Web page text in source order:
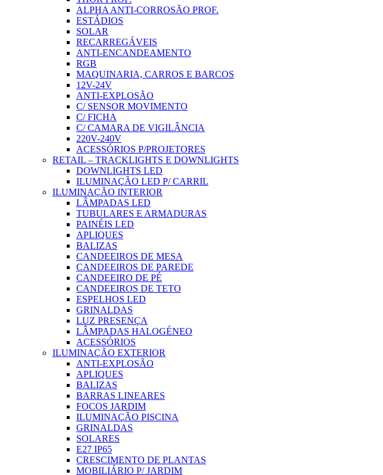
ALPHA ANTI-CORROSÃO PROF.
ESTÁDIOS
SOLAR
RECARREGÁVEIS
ANTI-ENCANDEAMENTO
RGB
MAQUINARIA, CARROS E BARCOS
12V-24V
ANTI-EXPLOSÃO
C/ SENSOR MOVIMENTO
C/ FICHA
C/ CAMARA DE VIGILÂNCIA
220V-240V
ACESSÓRIOS P/PROJETORES
RETAIL – TRACKLIGHTS E DOWNLIGHTS
DOWNLIGHTS LED
ILUMINAÇÃO LED P/ CARRIL
ILUMINAÇÃO INTERIOR
LÂMPADAS LED
TUBULARES E ARMADURAS
PAINÉIS LED
APLIQUES
BALIZAS
CANDEEIROS DE MESA
CANDEEIROS DE PAREDE
CANDEEIRO DE PÉ
CANDEEIROS DE TETO
ESPELHOS LED
GRINALDAS
LUZ PRESENÇA
LÂMPADAS HALOGÉNEO
ACESSÓRIOS
ILUMINAÇÃO EXTERIOR
ANTI-EXPLOSÃO
APLIQUES
BALIZAS
BARRAS LINEARES
FOCOS JARDIM
ILUMINAÇÃO PISCINA
GRINALDAS
SOLARES
E27 IP65
CRESCIMENTO DE PLANTAS
MOBILIÁRIO P/ JARDIM